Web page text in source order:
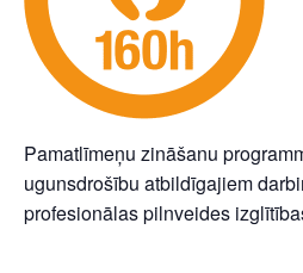
Pamatlīmeņu zināšanu
ugunsdrošību atbildīgajiem
profesionālas pilnveides